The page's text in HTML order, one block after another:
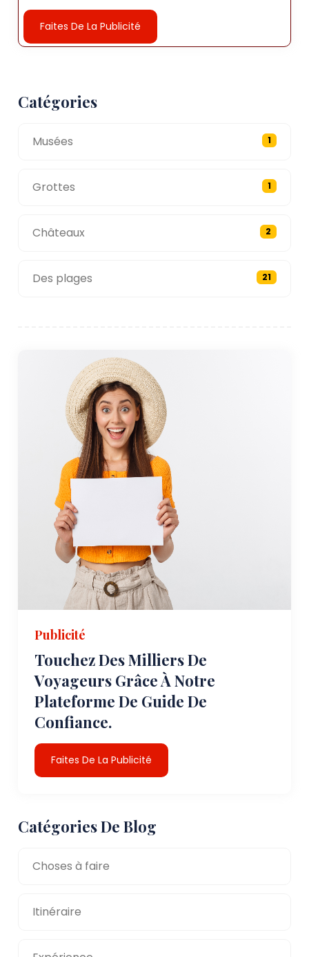
Faites De La Publicité
Catégories
Musées 1
Grottes 1
Châteaux 2
Des plages 21
Publicité
Touchez Des Milliers De
Voyageurs Grâce À Notre
Plateforme De Guide De
Confiance.
Faites De La Publicité
Catégories De Blog
Choses à faire
Itinéraire